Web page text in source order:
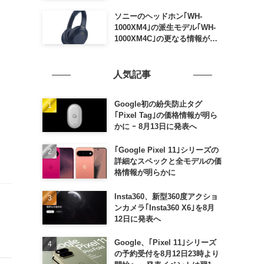
ソニーのヘッドホン｢WH-
1000XM4｣の派生モデル｢WH-
1000XM4C｣の更なる情報が明
人気記事
Google初の紛失防止タグ
｢Pixel Tag｣の価格情報が明ら
かに ｰ 8月13日に発表へ
｢Google Pixel 11｣シリーズの
詳細なスペックと全モデルの価
格情報が明らかに
Insta360、新型360度アクショ
ンカメラ｢Insta360 X6｣を8月
12日に発表へ
Google、｢Pixel 11｣シリーズ
の予約受付を8月12日23時より